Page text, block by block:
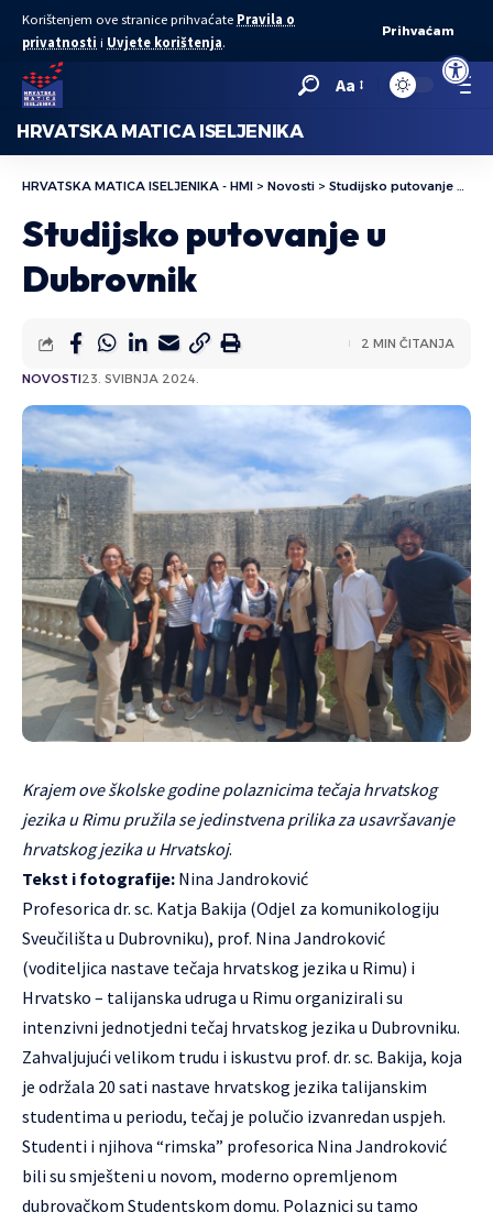
Open
Korištenjem ove stranice prihvaćate Pravila o
privatnosti i Uvjete korištenja.
Prihvaćam
Aa
HRVATSKA MATICA ISELJENIKA
HRVATSKA MATICA ISELJENIKA - HMI > Novosti > Studijsko putovanje u Dubrovnik
Studijsko putovanje u
Dubrovnik
NOVOSTI23. SVIBNJA 2024.
2 MIN ČITANJA
Krajem ove školske godine polaznicima tečaja hrvatskog
jezika u Rimu pružila se jedinstvena prilika za usavršavanje
hrvatskog jezika u Hrvatskoj.
Tekst i fotografije: Nina Jandroković
Profesorica dr. sc. Katja Bakija (Odjel za komunikologiju
Sveučilišta u Dubrovniku), prof. Nina Jandroković
(voditeljica nastave tečaja hrvatskog jezika u Rimu) i
Hrvatsko – talijanska udruga u Rimu organizirali su
intenzivni jednotjedni tečaj hrvatskog jezika u Dubrovniku.
Zahvaljujući velikom trudu i iskustvu prof. dr. sc. Bakija, koja
je održala 20 sati nastave hrvatskog jezika talijanskim
studentima u periodu, tečaj je polučio izvanredan uspjeh.
Studenti i njihova “rimska” profesorica Nina Jandroković
bili su smješteni u novom, moderno opremljenom
dubrovačkom Studentskom domu. Polaznici su tamo